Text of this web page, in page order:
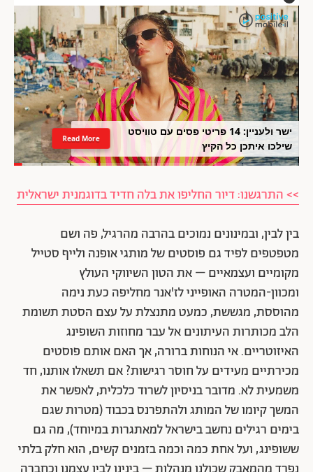
ישר ולעניין: 14 פריטי פסים עם טוויסט
שילכו איתכן כל הקיץ
Read More
>> התרגשנו: דיור החליפו את בלה חדיד בדוגמנית ישראלית
בין לבין, ובמינונים נמוכים בהרבה מהרגיל, פה ושם
מטפטפים לפיד גם פוסטים של מותגי אופנה ולייף סטייל
מקומיים ועצמאיים – את הטון השיווקי העולץ
ומכוון-המטרה האופייני לז'אנר מחליפה כעת נימה
מהוססת, מגששת, כמעט מתנצלת על עצם הסטת תשומת
הלב מכותרות העיתונים אל עבר מחוזות השופינג
האיזוטריים. אי הנוחות ברורה, אך האם אותם פוסטים
מכירתיים מעידים על חוסר רגישות? אם תשאלו אותנו, חד
משמעית לא. מדובר בניסיון לשרוד כלכלית, לאפשר את
המשך קיומו של המותג ולהתפרנס בכבוד (מטרות שגם
בימים רגילים נחשב בישראל למאתגרות במיוחד), מה גם
ששופינג, ועל אחת כמה וכמה בזמנים קשים, הוא חלק בלתי